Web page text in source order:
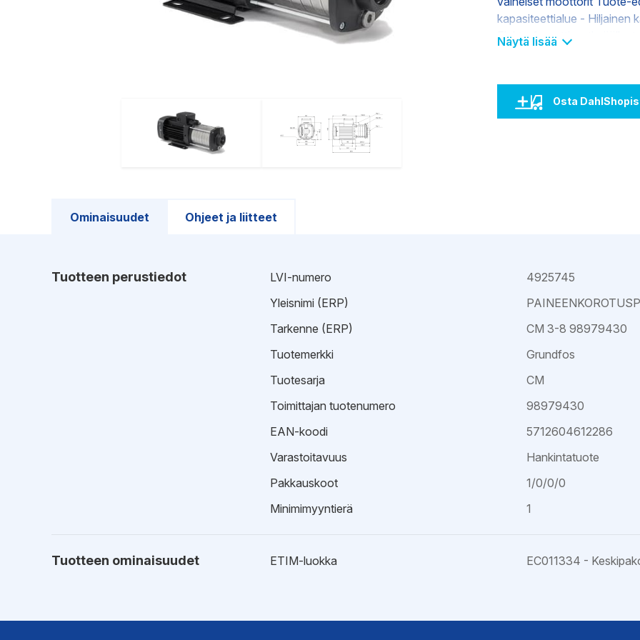
Kajaani
Kemi
Oulu-Välivainio
Pori
Rauma
kapasiteettialue - Hiljainen
Elektroforeettisesti
Näytä lisää
Osta
Ominaisuudet Ohjeet ja liitteet
Tuotteen perustiedot LVI-numero
4925745
Yleisnimi (ERP)
Tarkenne (ERP)
CM 3-8 98979430
Tuotemerkki
Grundfos
Tuotesarja
CM
Toimittajan tuotenumero
98979430
EAN-koodi
5712604612286
Varastoitavuus
Hankintatuote
Pakkauskoot
1/0/0/0
Minimimyyntierä
1
Tuotteen ominaisuudet ETIM-luokka EC011334 -
Asennusohje